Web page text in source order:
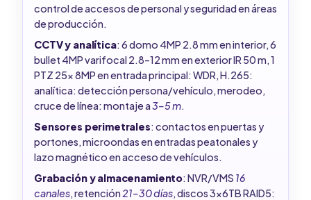
control de accesos de personal y seguridad en áreas
de producción.
CCTV y analítica: 6 domo 4MP 2.8 mm en interior, 6
bullet 4MP varifocal 2.8–12 mm en exterior IR 50 m, 1
PTZ 25x 8MP en entrada principal: WDR, H.265:
analítica: detección persona/vehículo, merodeo,
cruce de línea: montaje a3–5 m.
Sensores perimetrales: contactos en puertas y
portones, microondas en entradas peatonales y
lazo magnético en acceso de vehículos.
Grabación y almacenamiento: NVR/VMS 16
canales, retención21–30 días, discos 3x6TB RAID5: